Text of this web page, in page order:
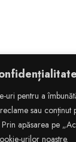
uri pentru a
sau conținut
apăsarea pe
urilor noastre.